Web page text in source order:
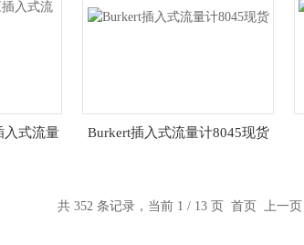
入式流量
Burkert插入式流量计8045现货
共 352 条记录，当前 1 / 13 页 首页 上一页